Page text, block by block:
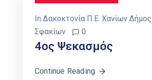
In Δακοκτονία Π.Ε. Χανίων Δήμος
Σφακίων
0
4ος Ψεκασμός
Continue Reading